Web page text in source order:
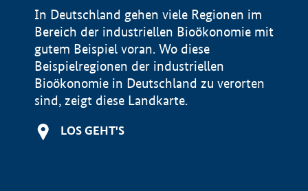
In Deutschland gehen viele Regionen im
Bereich der industriellen Bioökonomie mit
gutem Beispiel voran. Wo diese
Beispielregionen der industriellen
Bioökonomie in Deutschland zu verorten
sind, zeigt diese Landkarte.
LOS GEHT'S